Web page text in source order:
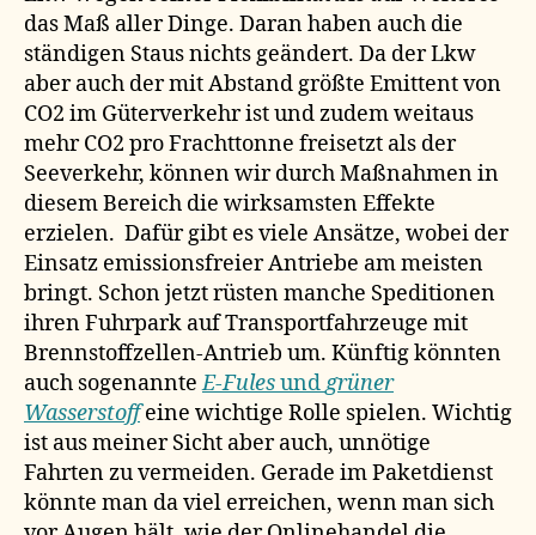
das Maß aller Dinge. Daran haben auch die
ständigen Staus nichts geändert. Da der Lkw
aber auch der mit Abstand größte Emittent von
CO2 im Güterverkehr ist und zudem weitaus
mehr CO2 pro Frachttonne freisetzt als der
Seeverkehr, können wir durch Maßnahmen in
diesem Bereich die wirksamsten Effekte
erzielen. Dafür gibt es viele Ansätze, wobei der
Einsatz emissionsfreier Antriebe am meisten
bringt. Schon jetzt rüsten manche Speditionen
ihren Fuhrpark auf Transportfahrzeuge mit
Brennstoffzellen-Antrieb um. Künftig könnten
auch sogenannteE-Fulesundgrüner
Wasserstoffeine wichtige Rolle spielen. Wichtig
ist aus meiner Sicht aber auch, unnötige
Fahrten zu vermeiden. Gerade im Paketdienst
könnte man da viel erreichen, wenn man sich